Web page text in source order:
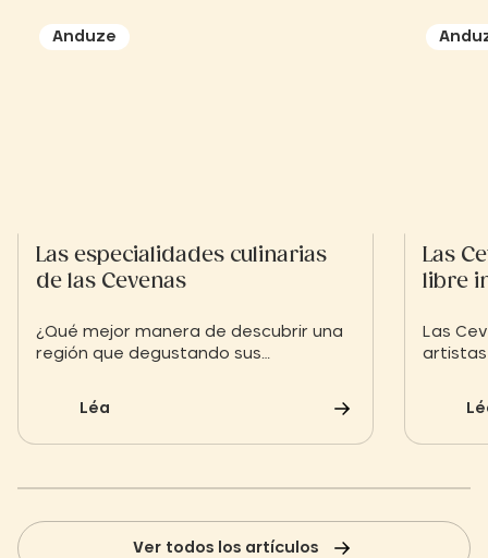
Anduze
Las especialidades culinarias
de las Cevenas
¿Qué mejor manera de descubrir una
región que degustando sus
Léa
Las
libre
Las
artistas
las
Ver todos los artículos